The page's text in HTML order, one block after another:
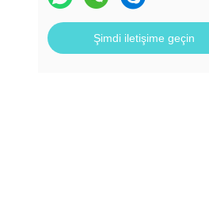
Şimdi iletişime geçin